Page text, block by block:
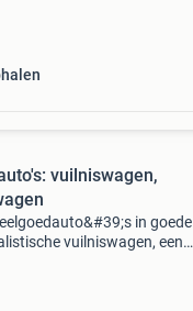
vuilniswagen,
in goede
vuilniswagen, een